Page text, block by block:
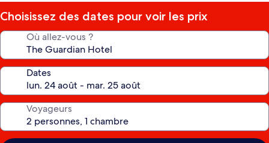
Choisissez des dates pour voir les prix
Où allez-vous ?
Dates
Voyageurs